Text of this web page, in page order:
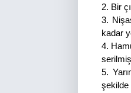
2. Bir
3.
kadar
4.
5.
şekilde